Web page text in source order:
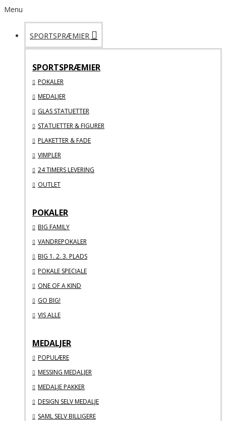
Menu
SPORTSPRÆMIER
SPORTSPRÆMIER
POKALER
MEDALJER
GLAS STATUETTER
STATUETTER & FIGURER
PLAKETTER & FADE
VIMPLER
24 TIMERS LEVERING
OUTLET
POKALER
BIG FAMILY
VANDREPOKALER
BIG 1. 2. 3. PLADS
POKALE SPECIALE
ONE OF A KIND
GO BIG!
VIS ALLE
MEDALJER
POPULÆRE
MESSING MEDALJER
MEDALJE PAKKER
DESIGN SELV MEDALJE
SAML SELV BILLIGERE